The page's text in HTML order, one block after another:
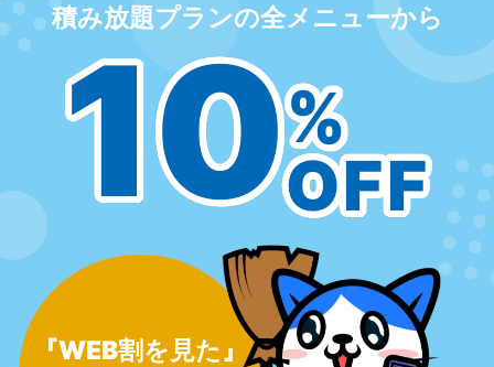
積み放題プランの全メニューから
10%
OFF
『WEB割を見た』